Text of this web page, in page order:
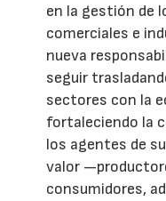
en la gestión de
comerciales e
nueva
seguir
sectores con la
fortaleciendo la
los agentes de
valor
consumidores,